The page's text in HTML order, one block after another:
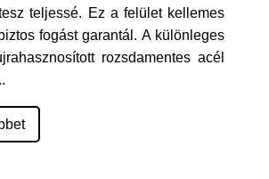
teljessé. Ez a felület kellemes
fogást garantál. A különleges
rozsdamentes acél